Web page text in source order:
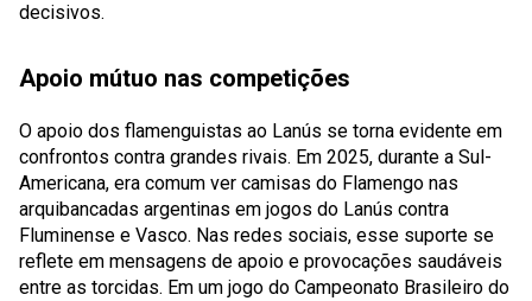
decisivos.
Apoio mútuo nas competições
O apoio dos flamenguistas ao Lanús se torna evidente em
confrontos contra grandes rivais. Em 2025, durante a Sul-
Americana, era comum ver camisas do Flamengo nas
arquibancadas argentinas em jogos do Lanús contra
Fluminense e Vasco. Nas redes sociais, esse suporte se
reflete em mensagens de apoio e provocações saudáveis
entre as torcidas. Em um jogo do Campeonato Brasileiro do